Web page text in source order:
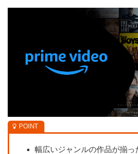
幅広いジャンルの作品が揃っ